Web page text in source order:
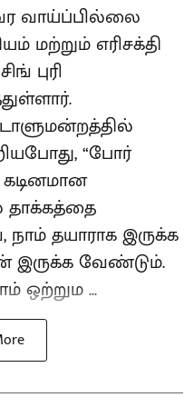
வாய்ப்பில்லை
மற்றும் எரிசக்தி
புரி
“போர்
நாம் தயாராக இருக்க
இருக்க வேண்டும்.
ஒற்றும ...